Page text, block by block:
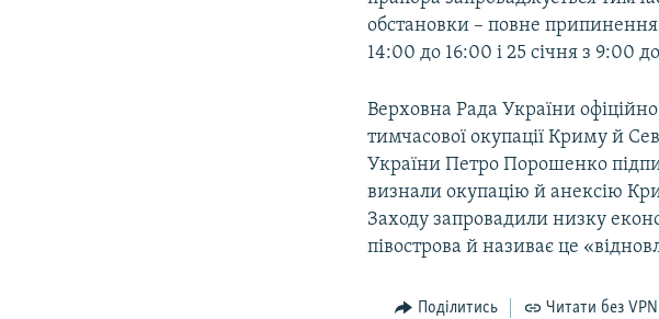
обстановки – повне
14:00 до 16:00 і 25 січня з 9:00
Верховна Рада України
тимчасової окупації Криму й
України Петро Порошенко
визнали окупацію й анексію
Заходу запровадили низку
півострова й називає це
Поділитись Читати без VPN